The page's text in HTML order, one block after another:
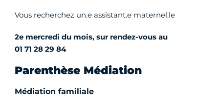
Vous recherchez un.e assistant.e maternel.le
2e mercredi du mois, sur rendez-vous au
01 71 28 29 84
Parenthèse Médiation
Médiation familiale